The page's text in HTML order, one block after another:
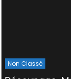
Non Classé